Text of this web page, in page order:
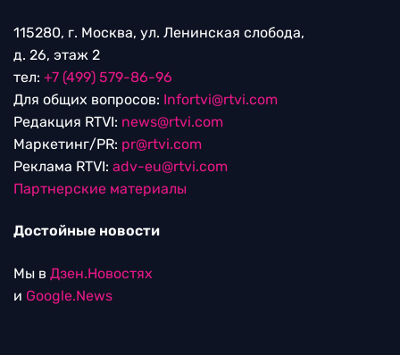
115280, г. Москва, ул. Ленинская слобода,
д. 26, этаж 2
тел: +7 (499) 579-86-96
Для общих вопросов: Infortvi@rtvi.com
Редакция RTVI: news@rtvi.com
Маркетинг/PR: pr@rtvi.com
Реклама RTVI: adv-eu@rtvi.com
Партнерские материалы
Достойные новости
Мы в Дзен.Новостях
и Google.News